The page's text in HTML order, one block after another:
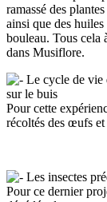
ramassé des
ainsi que des
bouleau. Tous cela
dans Musiflore.
Le cycle de vie
sur le buis
Pour cette
récoltés des œufs et
Les insectes
Pour ce dernier